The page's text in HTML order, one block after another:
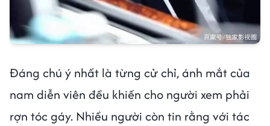
Đáng chú ý nhất là từng cử chỉ, ánh mắt của
nam diễn viên đều khiến cho người xem phải
rợn tóc gáy. Nhiều người còn tin rằng với tác